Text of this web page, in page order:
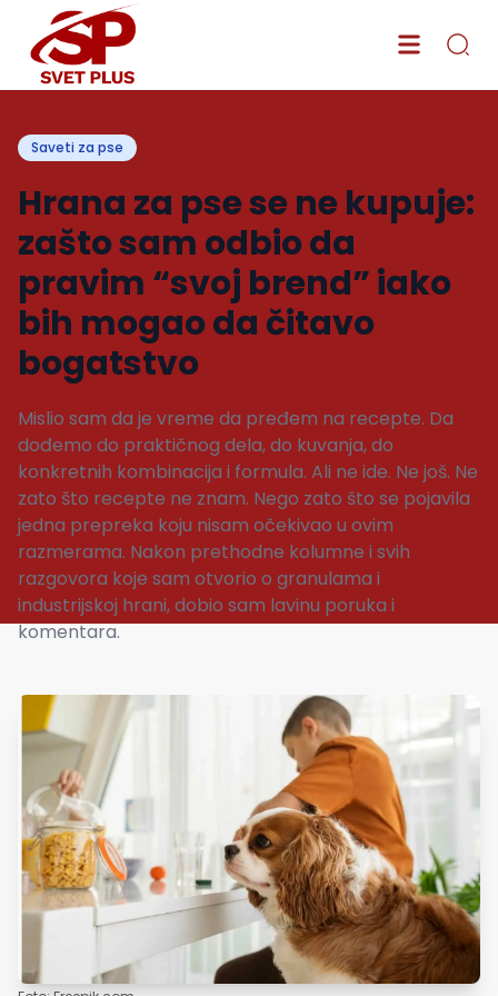
Saveti za pse
Hrana za pse se ne kupuje:
zašto sam odbio da
pravim “svoj brend” iako
bih mogao da čitavo
bogatstvo
Mislio sam da je vreme da pređem na recepte. Da
dođemo do praktičnog dela, do kuvanja, do
konkretnih kombinacija i formula. Ali ne ide. Ne još. Ne
zato što recepte ne znam. Nego zato što se pojavila
jedna prepreka koju nisam očekivao u ovim
razmerama. Nakon prethodne kolumne i svih
razgovora koje sam otvorio o granulama i
industrijskoj hrani, dobio sam lavinu poruka i
komentara.